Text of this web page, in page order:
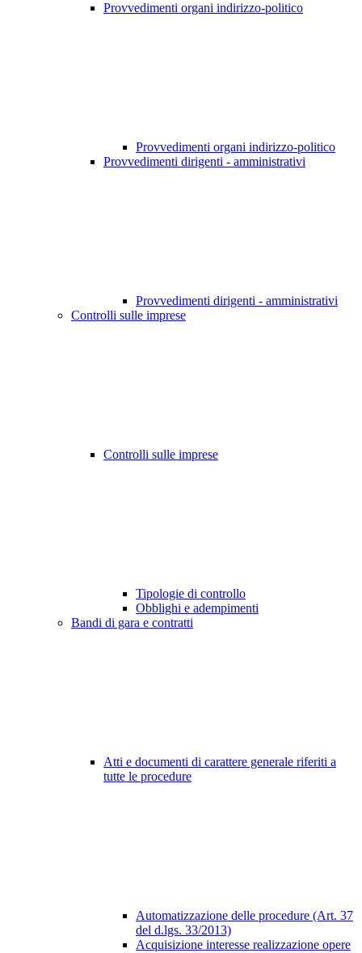
Provvedimenti organi indirizzo-politico
Provvedimenti organi indirizzo-politico
Provvedimenti dirigenti - amministrativi
Provvedimenti dirigenti - amministrativi
Controlli sulle imprese
Controlli sulle imprese
Tipologie di controllo
Obblighi e adempimenti
Bandi di gara e contratti
Atti e documenti di carattere generale riferiti a
tutte le procedure
Automatizzazione delle procedure (Art. 37
del d.lgs. 33/2013)
Acquisizione interesse realizzazione opere